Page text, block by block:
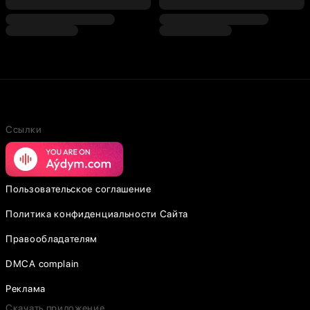
Ссылки
Пользовательское соглашение
Политика конфиденциальности Сайта
Правообладателям
DMCA complain
Реклама
Скачать приложение